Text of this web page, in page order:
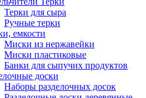
Терки для сыра
Ручные терки
емкости
Миски из нержавейки
Миски пластиковые
Банки для сыпучих продуктов
доски
Наборы разделочных досок